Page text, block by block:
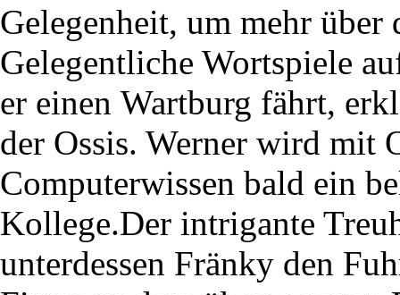
Gelegenheit, um mehr über
Gelegentliche Wortspiele
er einen Wartburg fährt,
der Ossis. Werner wird mit
Computerwissen bald ein
Kollege.Der intrigante
unterdessen Fränky den